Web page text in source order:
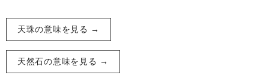
天珠の意味を見る →
天然石の意味を見る →